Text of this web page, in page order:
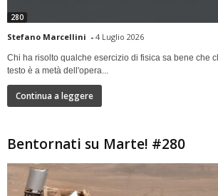
280
Stefano Marcellini - 4 Luglio 2026
Chi ha risolto qualche esercizio di fisica sa bene che
testo è a metà dell'opera...
Continua a leggere
Bentornati su Marte! #280